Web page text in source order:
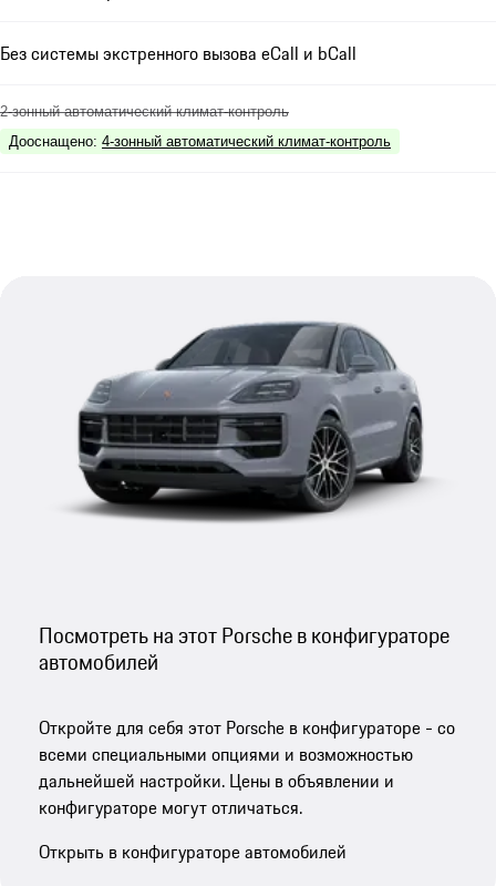
Без системы экстренного вызова eCall и bCall
2-зонный автоматический климат-контроль
Дооснащено: 4-зонный автоматический климат-контроль
Посмотреть на этот Porsche в конфигураторе
автомобилей
Откройте для себя этот Porsche в конфигураторе - со
всеми специальными опциями и возможностью
дальнейшей настройки. Цены в объявлении и
конфигураторе могут отличаться.
Открыть в конфигураторе автомобилей